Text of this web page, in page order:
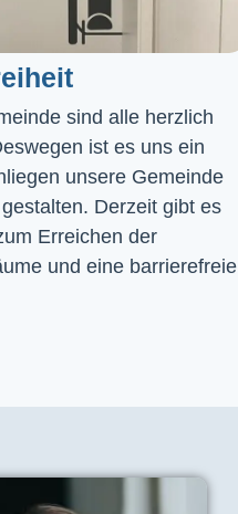
sind alle herzlich
ist es uns ein
unsere Gemeinde
Derzeit gibt es
Erreichen der
und eine barrierefreie